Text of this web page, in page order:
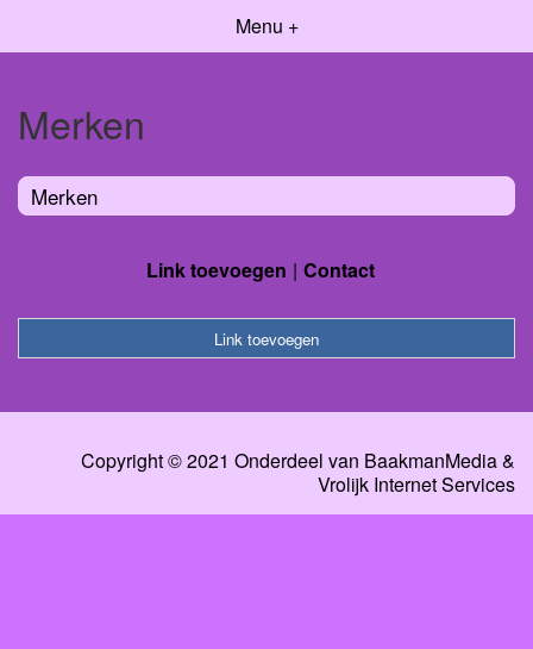
Menu +
Merken
Merken
Link toevoegen Contact
Link toevoegen
Copyright © 2021 Onderdeel van BaakmanMedia&
Vrolijk Internet Services